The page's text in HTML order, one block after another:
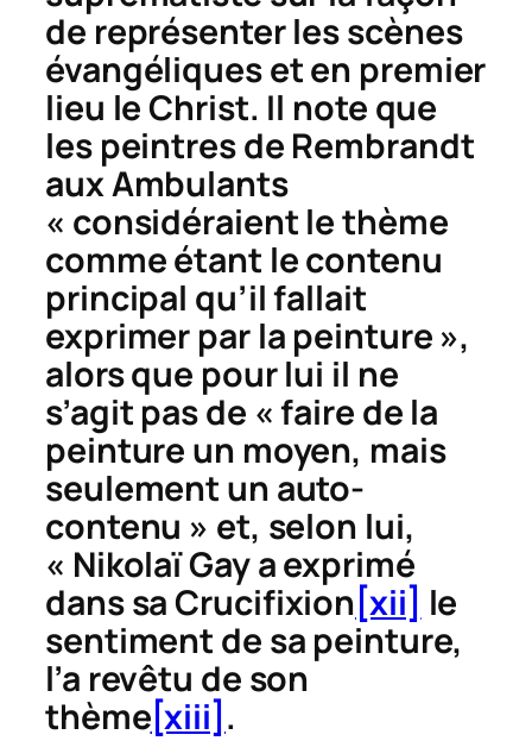
de représenter les scènes
évangéliques et en premier
lieu le Christ. Il note que
les peintres de Rembrandt
aux Ambulants
« considéraient le thème
comme étant le contenu
principal qu’il fallait
exprimer par la peinture »,
alors que pour lui il ne
s’agit pas de « faire de la
peinture un moyen, mais
seulement un auto-
contenu » et, selon lui,
« Nikolaï Gay a exprimé
dans saCrucifixion [xii] le
sentiment de sa peinture,
l’a revêtu de son
thème[xiii] .